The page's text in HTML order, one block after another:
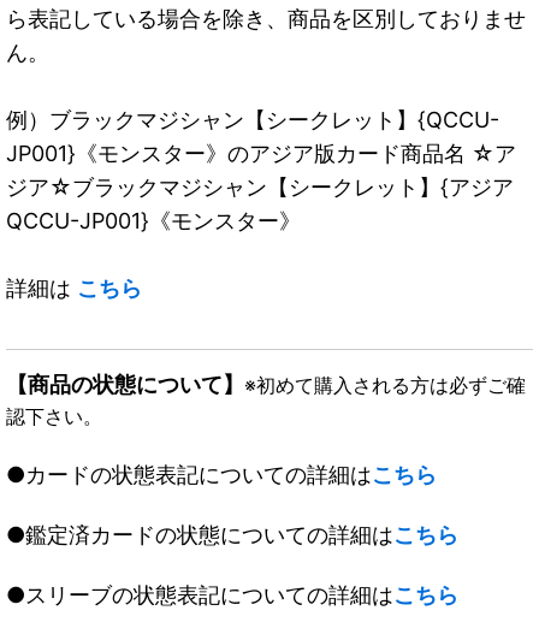
ら表記している場合を除き、商品を区別しておりませ
ん。
例）ブラックマジシャン【シークレット】{QCCU-
JP001}《モンスター》のアジア版カード商品名 ☆ア
ジア☆ブラックマジシャン【シークレット】{アジア
QCCU-JP001}《モンスター》
詳細は こちら
【商品の状態について】 ※初めて購入される方は必ずご確
認下さい。
●カードの状態表記についての詳細はこちら
●鑑定済カードの状態についての詳細はこちら
●スリーブの状態表記についての詳細はこちら